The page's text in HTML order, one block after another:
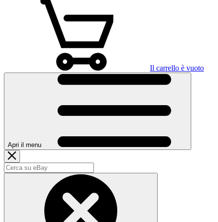
Il carrello è vuoto
Apri il menu